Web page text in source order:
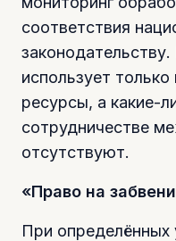
соответствия
использует
ресурсы, а какие-
сотрудничестве
отсутствуют.
«Право на
При